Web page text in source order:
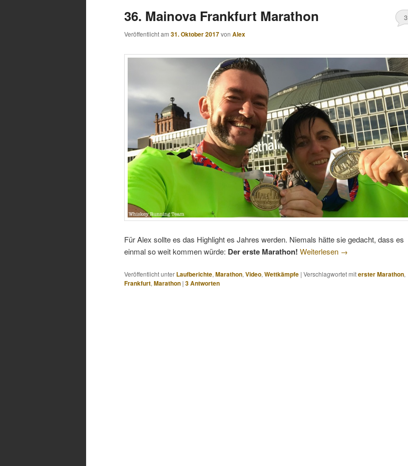
36. Mainova Frankfurt Marathon
Veröffentlicht am 31. Oktober 2017von Alex
3
Für Alex sollte es das Highlight es Jahres werden. Niemals hätte sie gedacht, dass es
einmal so weit kommen würde: Der erste Marathon! Weiterlesen →
Veröffentlicht unter Laufberichte, Marathon, Video, Wettkämpfe | Verschlagwortet miterster Marathon,
Frankfurt, Marathon | 3Antworten